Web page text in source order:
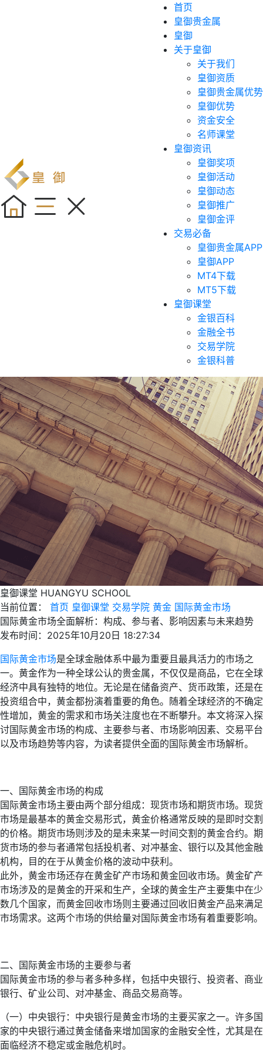
首页
皇御贵金属
皇御
关于皇御
关于我们
皇御资质
皇御贵金属优势
皇御优势
资金安全
名师课堂
皇御资讯
皇御奖项
皇御活动
皇御动态
皇御推广
皇御金评
交易必备
皇御贵金属APP
皇御APP
MT4下载
MT5下载
皇御课堂
金银百科
金融全书
交易学院
金银科普
皇御课堂 HUANGYU SCHOOL
当前位置：
首页 皇御课堂 交易学院 黄金 国际黄金市场
国际黄金市场全面解析：构成、参与者、影响因素与未来趋势
发布时间：2025年10月20日 18:27:34
国际黄金市场是全球金融体系中最为重要且最具活力的市场之
一。黄金作为一种全球公认的贵金属，不仅仅是商品，它在全球
经济中具有独特的地位。无论是在储备资产、货币政策，还是在
投资组合中，黄金都扮演着重要的角色。随着全球经济的不确定
性增加，黄金的需求和市场关注度也在不断攀升。本文将深入探
讨国际黄金市场的构成、主要参与者、市场影响因素、交易平台
以及市场趋势等内容，为读者提供全面的国际黄金市场解析。
一、国际黄金市场的构成
国际黄金市场主要由两个部分组成：现货市场和期货市场。现货
市场是最基本的黄金交易形式，黄金价格通常反映的是即时交割
的价格。期货市场则涉及的是未来某一时间交割的黄金合约。期
货市场的参与者通常包括投机者、对冲基金、银行以及其他金融
机构，目的在于从黄金价格的波动中获利。
此外，黄金市场还存在黄金矿产市场和黄金回收市场。黄金矿产
市场涉及的是黄金的开采和生产，全球的黄金生产主要集中在少
数几个国家，而黄金回收市场则主要通过回收旧黄金产品来满足
市场需求。这两个市场的供给量对国际黄金市场有着重要影响。
二、国际黄金市场的主要参与者
国际黄金市场的参与者多种多样，包括中央银行、投资者、商业
银行、矿业公司、对冲基金、商品交易商等。
（一）中央银行：中央银行是黄金市场的主要买家之一。许多国
家的中央银行通过黄金储备来增加国家的金融安全性，尤其是在
面临经济不稳定或金融危机时。